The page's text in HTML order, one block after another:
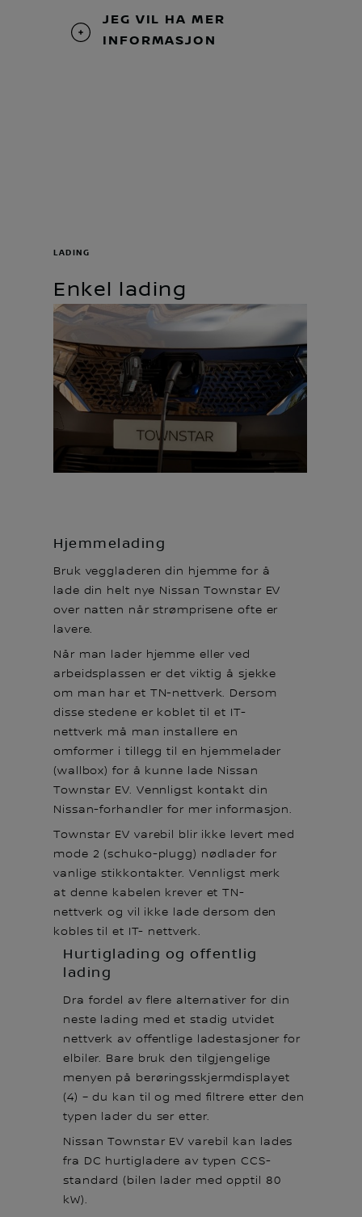
JEG VIL HA MER
INFORMASJON
Enkel lading
LADING
Hjemmelading
Bruk veggladeren din hjemme for å
lade din helt nye Nissan Townstar EV
over natten når strømprisene ofte er
lavere.
Når man lader hjemme eller ved
arbeidsplassen er det viktig å sjekke
om man har et TN-nettverk. Dersom
disse stedene er koblet til et IT-
nettverk må man installere en
omformer i tillegg til en hjemmelader
(wallbox) for å kunne lade Nissan
Townstar EV. Vennligst kontakt din
Nissan-forhandler for mer informasjon.
Townstar EV varebil blir ikke levert med
mode 2 (schuko-plugg) nødlader for
vanlige stikkontakter. Vennligst merk
at denne kabelen krever et TN-
nettverk og vil ikke lade dersom den
kobles til et IT- nettverk.
Hurtiglading og offentlig
lading
Dra fordel av flere alternativer for din
neste lading med et stadig utvidet
nettverk av offentlige ladestasjoner for
elbiler. Bare bruk den tilgjengelige
menyen på berøringsskjermdisplayet
(4) – du kan til og med filtrere etter den
typen lader du ser etter.
Nissan Townstar EV varebil kan lades
fra DC hurtigladere av typen CCS-
standard (bilen lader med opptil 80
kW).